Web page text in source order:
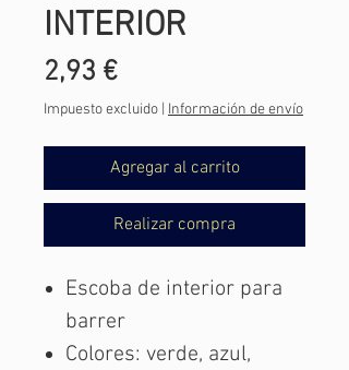
INTERIOR
2,93 €Precio
Impuesto excluido Información de envío
Agregar al carrito
Realizar compra
Escoba de interior para
barrer
Colores: verde, azul,